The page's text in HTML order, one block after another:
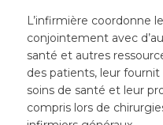
L’infirmière coordonne
conjointement avec
santé et autres
des patients, leur
soins de santé et leur
compris lors de